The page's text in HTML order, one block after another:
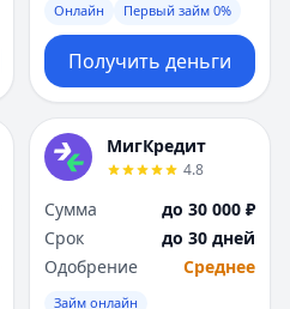
Онлайн Первый займ 0%
Получить деньги
МигКредит
4.8
Сумма
до 30 000 ₽
Срок
до 30 дней
Одобрение
Среднее
Займ онлайн